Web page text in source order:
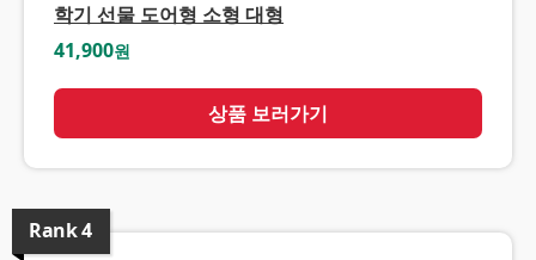
학기 선물 도어형 소형 대형
41,900원
상품 보러가기
Rank4